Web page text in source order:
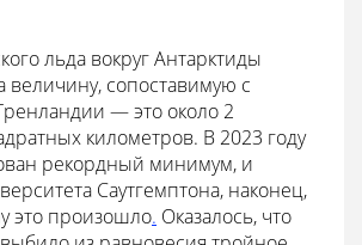
льда вокруг Антарктиды
величину, сопоставимую с
— это около 2
километров. В 2023 году
рекордный минимум, и
Саутгемптона, наконец,
это произошло. Оказалось, что